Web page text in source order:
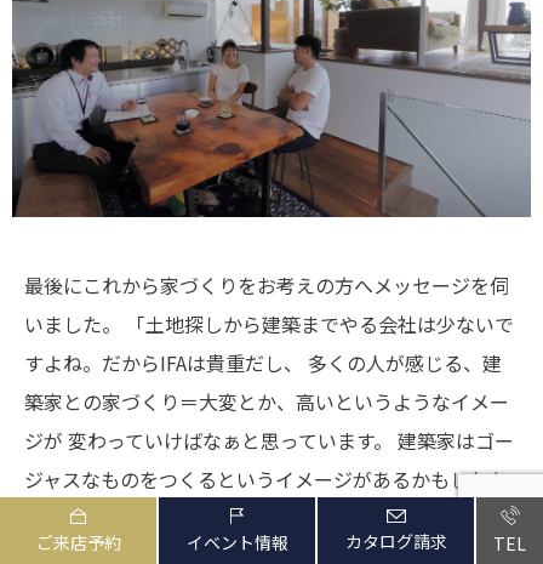
最後にこれから家づくりをお考えの方へメッセージを伺
いました。
「土地探しから建築までやる会社は少ないで
すよね。だからIFAは貴重だし、
多くの人が感じる、建
築家との家づくり＝大変とか、高いというようなイメー
ジが 変わっていけばなぁと思っています。 建築家はゴー
ジャスなものをつくるというイメージがあるかもしれな
いけれど、そうではなくて、
こだわるところ・おさえる
ところをきちんと考えてくれる。
また、ここは10年後
ご来店予約 イベント情報 カタログ請求 TEL